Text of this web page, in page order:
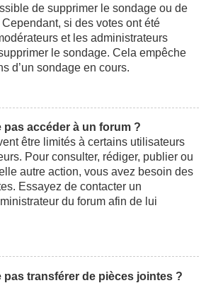
de supprimer le sondage ou de
si des votes ont été
et les administrateurs
le sondage. Cela empêche
d’un sondage en cours.
pas accéder à un forum ?
être limités à certains utilisateurs
Pour consulter, rédiger, publier ou
autre action, vous avez besoin des
Essayez de contacter un
du forum afin de lui
pas transférer de pièces jointes ?